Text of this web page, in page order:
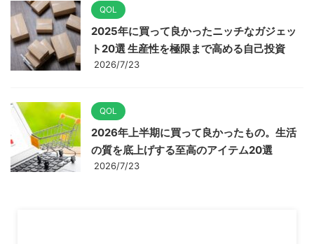
QOL
2025年に買って良かったニッチなガジェッ
ト20選 生産性を極限まで高める自己投資
2026/7/23
QOL
2026年上半期に買って良かったもの。生活
の質を底上げする至高のアイテム20選
2026/7/23